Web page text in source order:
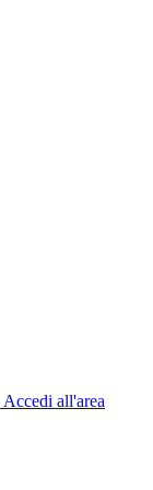
Accedi all'area